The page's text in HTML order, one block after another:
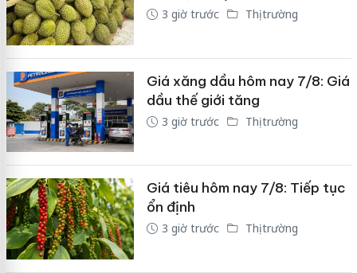
3 giờ trước Thị trường
Giá xăng dầu hôm nay 7/8: Giá
dầu thế giới tăng
3 giờ trước Thị trường
Giá tiêu hôm nay 7/8: Tiếp tục
ổn định
3 giờ trước Thị trường